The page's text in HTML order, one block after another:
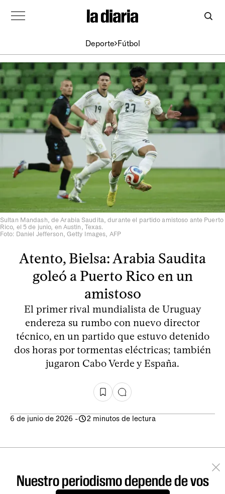
Deporte Fútbol
Sultan Mandash, de Arabia Saudita, durante el partido amistoso ante Puerto
Rico, el 5 de junio, en Austin, Texas.
Foto: Daniel Jefferson, Getty Images, AFP
Atento, Bielsa: Arabia Saudita
goleó a Puerto Rico en un
amistoso
El primer rival mundialista de Uruguay
endereza su rumbo con nuevo director
técnico, en un partido que estuvo detenido
dos horas por tormentas eléctricas; también
jugaron Cabo Verde y España.
6 de junio de 2026 - 2 minutos de lectura
Nuestro periodismo depende de vos